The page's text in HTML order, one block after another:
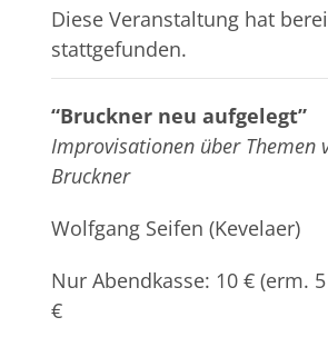
Diese Veranstaltung hat
stattgefunden.
“Bruckner neu aufgelegt”
Improvisationen über Themen
Bruckner
Wolfgang Seifen (Kevelaer)
Nur Abendkasse: 10 € (erm.
€